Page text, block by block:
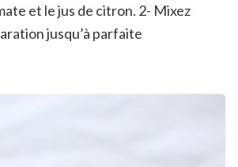
et le jus de citron. 2- Mixez
jusqu’à parfaite